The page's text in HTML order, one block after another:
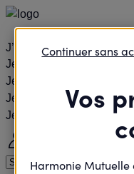
J’agisCollectif
Je passe à l'action
Je rejoins le débat
Je défends des projets
Je deviens élu
Vos
Harmonie Mutuelle
Continuer sans